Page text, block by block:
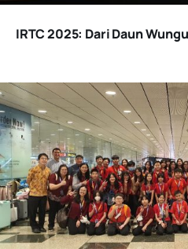
IRTC 2025: Dari Daun